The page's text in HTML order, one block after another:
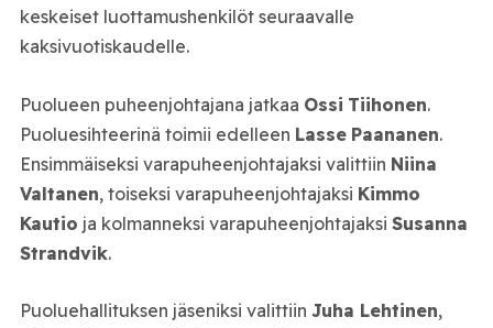
keskeiset luottamushenkilöt seuraavalle
kaksivuotiskaudelle.
Puolueen puheenjohtajana jatkaa Ossi Tiihonen.
Puoluesihteerinä toimii edelleen Lasse Paananen.
Ensimmäiseksi varapuheenjohtajaksi valittiin Niina
Valtanen, toiseksi varapuheenjohtajaksi Kimmo
Kautio ja kolmanneksi varapuheenjohtajaksi Susanna
Strandvik.
Puoluehallituksen jäseniksi valittiin Juha Lehtinen,